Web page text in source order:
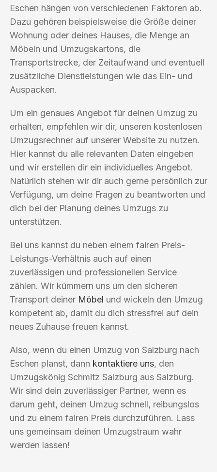
Eschen hängen von verschiedenen Faktoren ab.
Dazu gehören beispielsweise die Größe deiner
Wohnung oder deines Hauses, die Menge an
Möbeln und Umzugskartons, die
Transportstrecke, der Zeitaufwand und eventuell
zusätzliche Dienstleistungen wie das Ein- und
Auspacken.
Um ein genaues Angebot für deinen Umzug zu
erhalten, empfehlen wir dir, unseren kostenlosen
Umzugsrechner auf unserer Website zu nutzen.
Hier kannst du alle relevanten Daten eingeben
und wir erstellen dir ein individuelles Angebot.
Natürlich stehen wir dir auch gerne persönlich zur
Verfügung, um deine Fragen zu beantworten und
dich bei der Planung deines Umzugs zu
unterstützen.
Bei uns kannst du neben einem fairen Preis-
Leistungs-Verhältnis auch auf einen
zuverlässigen und professionellen Service
zählen. Wir kümmern uns um den sicheren
Transport deiner Möbel und wickeln den Umzug
kompetent ab, damit du dich stressfrei auf dein
neues Zuhause freuen kannst.
Also, wenn du einen Umzug von Salzburg nach
Eschen planst, dann kontaktiere uns, den
Umzugskönig Schmitz Salzburg aus Salzburg.
Wir sind dein zuverlässiger Partner, wenn es
darum geht, deinen Umzug schnell, reibungslos
und zu einem fairen Preis durchzuführen. Lass
uns gemeinsam deinen Umzugstraum wahr
werden lassen!